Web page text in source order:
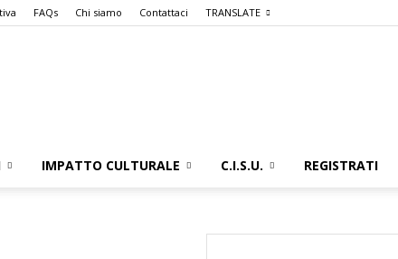
FAQs Chi siamo Contattaci TRANSLATE
IMPATTO CULTURALE C.I.S.U. REGISTRATI